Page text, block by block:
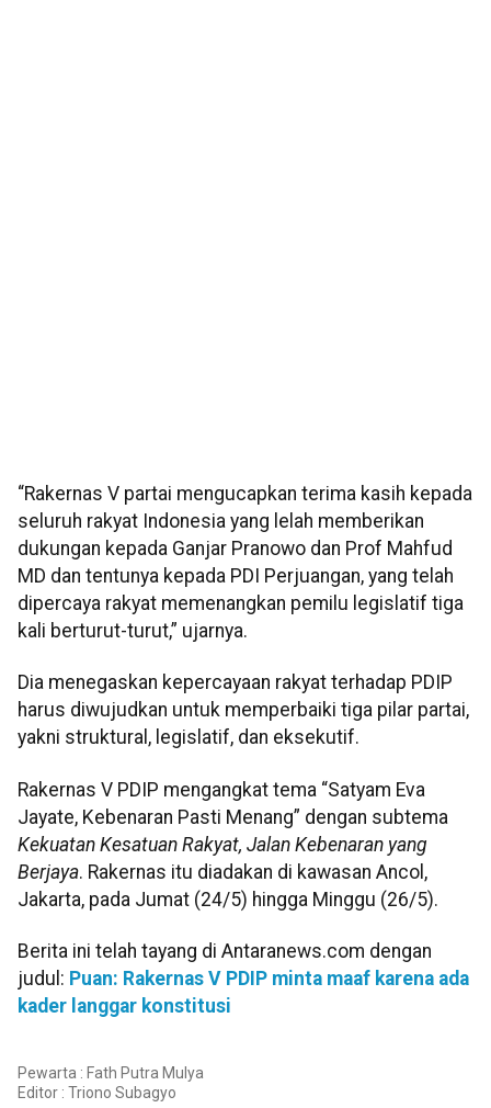
“Rakernas V partai mengucapkan terima kasih kepada
seluruh rakyat Indonesia yang lelah memberikan
dukungan kepada Ganjar Pranowo dan Prof Mahfud
MD dan tentunya kepada PDI Perjuangan, yang telah
dipercaya rakyat memenangkan pemilu legislatif tiga
kali berturut-turut,” ujarnya.
Dia menegaskan kepercayaan rakyat terhadap PDIP
harus diwujudkan untuk memperbaiki tiga pilar partai,
yakni struktural, legislatif, dan eksekutif.
Rakernas V PDIP mengangkat tema “Satyam Eva
Jayate, Kebenaran Pasti Menang” dengan subtema
Kekuatan Kesatuan Rakyat, Jalan Kebenaran yang
Berjaya. Rakernas itu diadakan di kawasan Ancol,
Jakarta, pada Jumat (24/5) hingga Minggu (26/5).
Berita ini telah tayang di Antaranews.com dengan
judul: Puan: Rakernas V PDIP minta maaf karena ada
kader langgar konstitusi
Pewarta : Fath Putra Mulya
Editor : Triono Subagyo